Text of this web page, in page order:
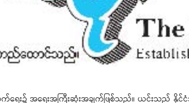
က်ရေး၌ အရေးအကြီးဆုံးအချက်ဖြစ်သည်။ ယင်းသည်